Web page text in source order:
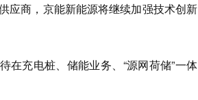
应商，京能新能源将继续加强技术创新
在充电桩、储能业务、“源网荷储”一体